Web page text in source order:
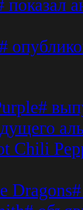
показал
Chili